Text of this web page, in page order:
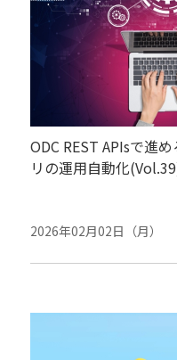
ODC REST APIsで進
リの運用自動化
2026年02月02日（月）